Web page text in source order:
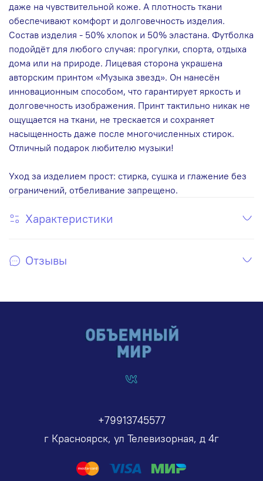
даже на чувствительной коже. А плотность ткани
обеспечивают комфорт и долговечность изделия.
Состав изделия - 50% хлопок и 50% эластана. Футболка
подойдёт для любого случая: прогулки, спорта, отдыха
дома или на природе. Лицевая сторона украшена
авторским принтом «Музыка звезд». Он нанесён
инновационным способом, что гарантирует яркость и
долговечность изображения. Принт тактильно никак не
ощущается на ткани, не трескается и сохраняет
насыщенность даже после многочисленных стирок.
Отличный подарок любителю музыки!
Уход за изделием прост: стирка, сушка и глажение без
ограничений, отбеливание запрещено.
Характеристики
Отзывы
+79913745577
г Красноярск, ул Телевизорная, д 4г